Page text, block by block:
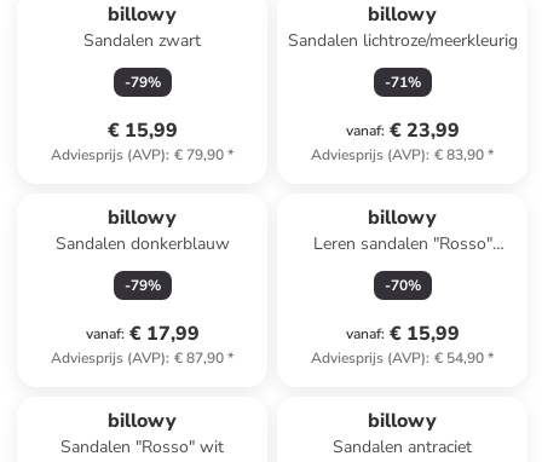
billowy
Sandalen zwart
-79%
€ 15,99
Adviesprijs (AVP): € 79,90*
billowy
Sandalen lichtroze/meerkleurig
-71%
vanaf: € 23,99
Adviesprijs (AVP): € 83,90*
billowy
Sandalen donkerblauw
-79%
vanaf: € 17,99
Adviesprijs (AVP): € 87,90*
billowy
Leren sandalen "Rosso"
zilverkleurig
-70%
vanaf: € 15,99
Adviesprijs (AVP): € 54,90*
billowy
Sandalen "Rosso" wit
billowy
Sandalen antraciet